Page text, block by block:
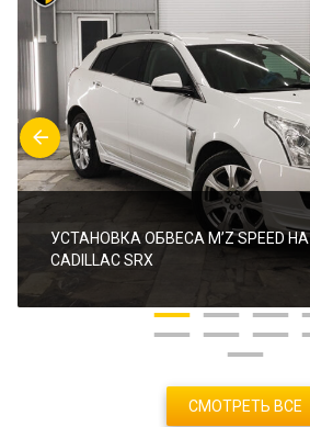
УСТАНОВКА ОБВЕСА M’Z SPEED НА
CADILLAC SRX
СМОТРЕТЬ ВСЕ